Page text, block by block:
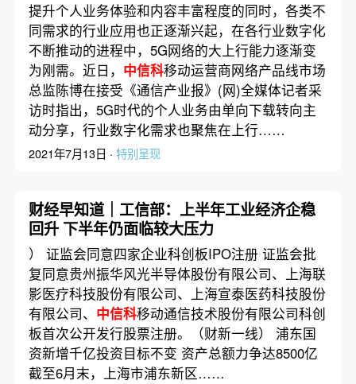
提升个人业务体验和内容丰富程度的同时，各类不
同需求的行业应用也正逐渐兴起，在各行业数字化
不断推动的进程中，5G网络的大上行能力逐渐变
为刚需。近日， 中信科移动运营商网络产品线市场
总监陈博在接受《通信产业报》(网)全媒体记者采
访时指出，5G时代的个人业务由单向下载转向主
动分享，行业数字化需求也聚焦在上行……
2021年7月13日 · 特别呈现
财经早知道｜工信部：上半年工业经济企稳
回升 下半年仍面临较大压力
） 证监会同意四家企业科创板IPO注册 证监会批
复同意贵州振华风光半导体股份有限公司、上海联
影医疗科技股份有限公司、上海宣泰医药科技股份
有限公司、 中信科移动通信技术股份有限公司科创
板首次公开发行股票注册。（财新一线） 浦东国
资新增千亿投资目标不变 资产总额力争达8500亿
截至6月末，上海市浦东新区……